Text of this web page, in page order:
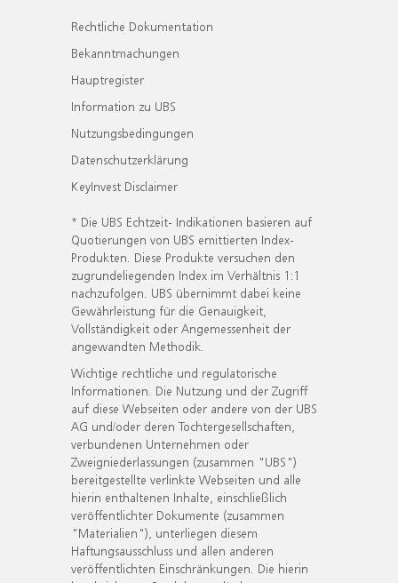
Rechtliche Dokumentation
Bekanntmachungen
Hauptregister
Information zu UBS
Nutzungsbedingungen
Datenschutzerklärung
KeyInvest Disclaimer
* Die UBS Echtzeit- Indikationen basieren auf
Quotierungen von UBS emittierten Index-
Produkten. Diese Produkte versuchen den
zugrundeliegenden Index im Verhältnis 1:1
nachzufolgen. UBS übernimmt dabei keine
Gewährleistung für die Genauigkeit,
Vollständigkeit oder Angemessenheit der
angewandten Methodik.
Wichtige rechtliche und regulatorische
Informationen. Die Nutzung und der Zugriff
auf diese Webseiten oder andere von der UBS
AG und/oder deren Tochtergesellschaften,
verbundenen Unternehmen oder
Zweigniederlassungen (zusammen "UBS")
bereitgestellte verlinkte Webseiten und alle
hierin enthaltenen Inhalte, einschließlich
veröffentlichter Dokumente (zusammen
"Materialien"), unterliegen diesem
Haftungsausschluss und allen anderen
veröffentlichten Einschränkungen. Die hierin